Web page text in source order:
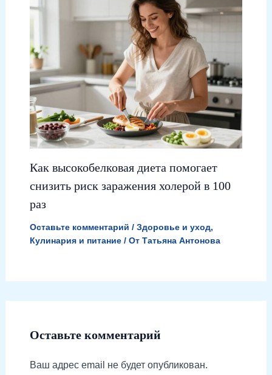
Как высокобелковая диета помогает
снизить риск заражения холерой в 100
раз
Оставьте комментарий / Здоровье и уход,
Кулинария и питание/ От Татьяна Антонова
Оставьте комментарий
Ваш адрес email не будет опубликован.